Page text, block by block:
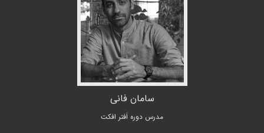
سامان فانی
مدرس دوره اَفتر افکت